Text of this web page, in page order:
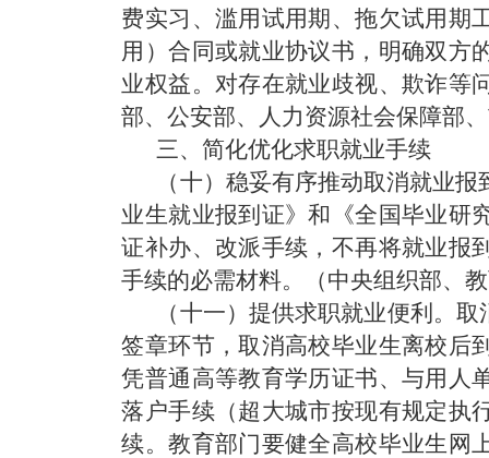
费实习、滥用试用期、拖欠试用期
用）合同或就业协议书，明确双方
业权益。对存在就业歧视、欺诈等
部、公安部、人力资源社会保障部
三、简化优化求职就业手续
（十）稳妥有序推动取消就业报
业生就业报到证》和《全国毕业研
证补办、改派手续，不再将就业报
手续的必需材料。
（中央组织部、
（十一）提供求职就业便利。 取
签章环节，取消高校毕业生离校后
凭普通高等教育学历证书、与用人
落户手续（超大城市按现有规定执
续。教育部门要健全高校毕业生网